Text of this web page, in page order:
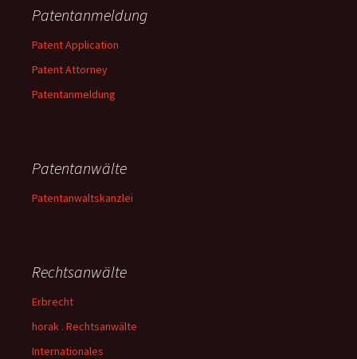
Patentanmeldung
Patent Application
Patent Attorney
Patentanmeldung
Patentanwälte
Patentanwaltskanzlei
Rechtsanwälte
Erbrecht
horak . Rechtsanwälte
Internationales